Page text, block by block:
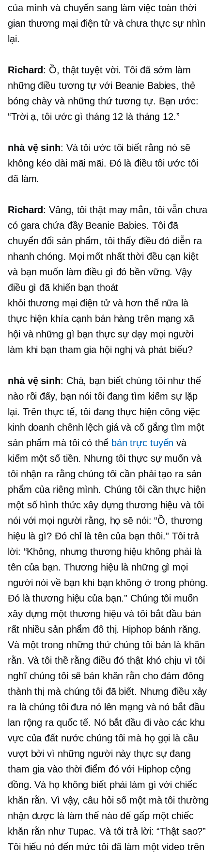
của mình và chuyển sang làm việc toàn thời
gian thương mại điện tửvà chưa thực sự nhìn
lại.
Richard: Ồ, thật tuyệt vời. Tôi đã sớm làm
những điều tương tự với Beanie Babies, thẻ
bóng chày và những thứ tương tự. Bạn ước:
“Trời ạ, tôi ước gì tháng 12 là tháng 12.”
nhà vệ sinh: Và tôi ước tôi biết rằng nó sẽ
không kéo dài mãi mãi. Đó là điều tôi ước tôi
đã làm.
Richard: Vâng, tôi thật may mắn, tôi vẫn chưa
có gara chứa đầy Beanie Babies. Tôi đã
chuyển đổi sản phẩm, tôi thấy điều đó diễn ra
nhanh chóng. Mọi mốt nhất thời đều cạn kiệt
và bạn muốn làm điều gì đó bền vững. Vậy
điều gì đã khiến bạn thoát
khỏi thương mại điện tửvà hơn thế nữa là
thực hiện khía cạnh bán hàng trên mạng xã
hội và những gì bạn thực sự dạy mọi người
làm khi bạn tham gia hội nghị và phát biểu?
nhà vệ sinh: Chà, bạn biết chúng tôi như thế
nào rồi đấy, bạn nói tôi đang tìm kiếm sự lặp
lại. Trên thực tế, tôi đang thực hiện công việc
kinh doanh chênh lệch giá và cố gắng tìm một
sản phẩm mà tôi có thể bán trực tuyến và
kiếm một số tiền. Nhưng tôi thực sự muốn và
tôi nhận ra rằng chúng tôi cần phải tạo ra sản
phẩm của riêng mình. Chúng tôi cần thực hiện
một số hình thức xây dựng thương hiệu và tôi
nói với mọi người rằng, họ sẽ nói: “Ồ, thương
hiệu là gì? Đó chỉ là tên của bạn thôi.” Tôi trả
lời: “Không, nhưng thương hiệu không phải là
tên của bạn. Thương hiệu là những gì mọi
người nói về bạn khi bạn không ở trong phòng.
Đó là thương hiệu của bạn.” Chúng tôi muốn
xây dựng một thương hiệu và tôi bắt đầu bán
rất nhiều sản phẩm đô thị. Hiphopbánh răng.
Và một trong những thứ chúng tôi bán là khăn
rằn. Và tôi thề rằng điều đó thật khó chịu vì tôi
nghĩ chúng tôi sẽ bán khăn rằn cho đám đông
thành thị mà chúng tôi đã biết. Nhưng điều xảy
ra là chúng tôi đưa nó lên mạng và nó bắt đầu
lan rộng ra quốc tế. Nó bắt đầu đi vào các khu
vực của đất nước chúng tôi mà họ gọi là cầu
vượt bởi vì những người này thực sự đang
tham gia vào thời điểm đó với Hiphopcộng
đồng. Và họ không biết phải làm gì với chiếc
khăn rằn. Vì vậy, câu hỏi số một mà tôi thường
nhận được là làm thế nào để gấp một chiếc
khăn rằn như Tupac. Và tôi trả lời: “Thật sao?”
Tôi hiểu nó đến mức tôi đã làm một video trên